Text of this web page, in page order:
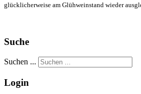
glücklicherweise am Glühweinstand wieder
Suche
Suchen ...
Login